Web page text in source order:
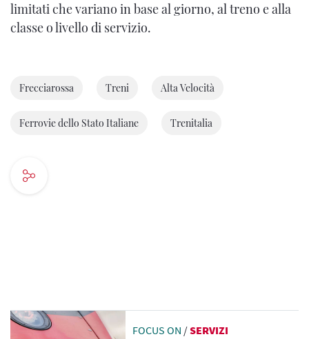
limitati che variano in base al giorno, al treno e alla
classe o livello di servizio.
Frecciarossa Treni Alta Velocità
Ferrovie dello Stato Italiane Trenitalia
FOCUS ON /SERVIZI